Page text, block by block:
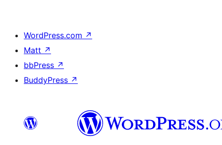
WordPress.com ↗
Matt ↗
bbPress ↗
BuddyPress ↗